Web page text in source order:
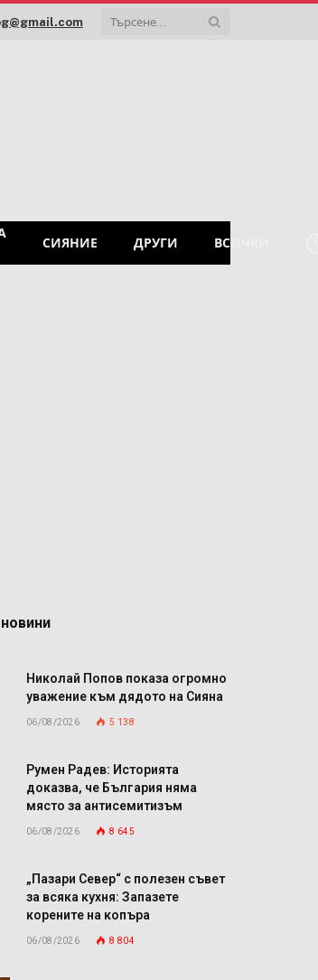
СИЯНИЕ ДРУГИ ВСИЧКИ
Николай Попов показа огромно
уважение към дядото на Сияна
06/08/2026 5 138
Румен Радев: Историята
доказва, че България няма
място за антисемитизъм
06/08/2026 8 645
„Пазари Север“ с полезен съвет
за всяка кухня: Запазете
корените на копъра
06/08/2026 8 804